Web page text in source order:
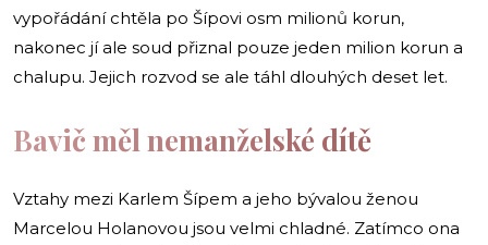
vypořádání chtěla po Šípovi osm milionů korun,
nakonec jí ale soud přiznal pouze jeden milion korun a
chalupu. Jejich rozvod se ale táhl dlouhých deset let.
Bavič měl nemanželské dítě
Vztahy mezi Karlem Šípem a jeho bývalou ženou
Marcelou Holanovou jsou velmi chladné. Zatímco ona